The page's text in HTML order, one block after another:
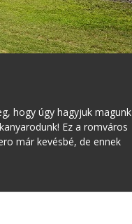
hogy úgy hagyjuk magunk
Ez a romváros
már kevésbé, de ennek